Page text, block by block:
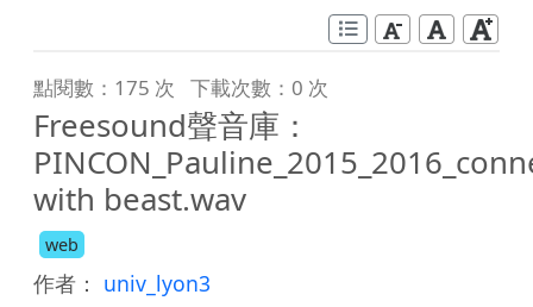
點閱數：175 次 下載次數：0 次
Freesound聲音庫：
with beast.wav
web
作者： univ_lyon3